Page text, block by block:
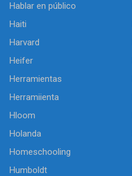
Hablar en público
Haiti
Harvard
Heifer
Herramientas
Herramiienta
Hloom
Holanda
Homeschooling
Humboldt